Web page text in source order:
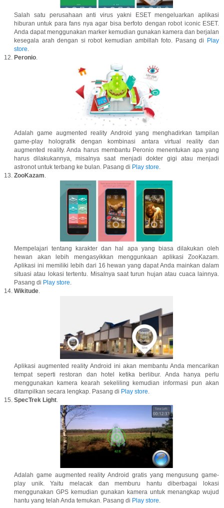
Salah satu perusahaan anti virus yakni ESET mengeluarkan aplikasi
hiburan untuk para fans nya agar bisa berfoto dengan robot iconic ESET.
Anda dapat menggunakan marker kemudian gunakan kamera dan berjalan
kesegala arah dengan si robot kemudian ambillah foto. Pasang di
Play
store.
Peronio.
Adalah game augmented reality Android yang menghadirkan tampilan
game-play holografik dengan kombinasi antara virtual reality dan
augmented reality. Anda harus membantu Peronio menentukan apa yang
harus dilakukannya, misalnya saat menjadi dokter gigi atau menjadi
astronot untuk terbang ke bulan. Pasang di Play store.
ZooKazam.
Mempelajari tentang karakter dan hal apa yang biasa dilakukan oleh
hewan akan lebih mengasyikkan menggunkaan aplikasi ZooKazam.
Aplikasi ini memiliki lebih dari 16 hewan yang dapat Anda mainkan dalam
situasi atau lokasi tertentu. Misalnya saat turun hujan atau cuaca lainnya.
Pasang di Play store.
Wikitude.
Aplikasi augmented reality Android ini akan membantu Anda mencarikan
tempat seperti restoran dan hotel ketika berlibur. Anda hanya perlu
menggunakan kamera kearah sekeliling kemudian informasi pun akan
ditampilkan secara lengkap. Pasang di Play store.
SpecTrek Light.
Adalah game augmented reality Android gratis yang mengusung game-
play unik. Yaitu melacak dan memburu hantu diberbagai lokasi
menggunakan GPS kemudian gunakan kamera untuk menangkap wujud
hantu yang telah Anda temukan. Pasang di Play store.